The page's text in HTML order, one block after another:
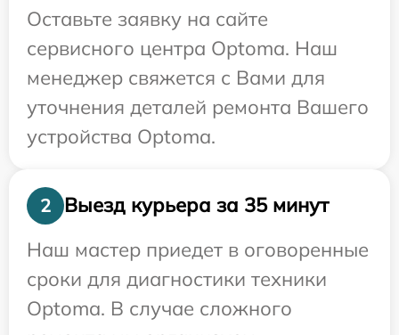
Оставьте заявку на сайте
сервисного центра Optoma. Наш
менеджер свяжется с Вами для
уточнения деталей ремонта Вашего
устройства Optoma.
2
Выезд курьера за 35 минут
Наш мастер приедет в оговоренные
сроки для диагностики техники
Optoma. В случае сложного